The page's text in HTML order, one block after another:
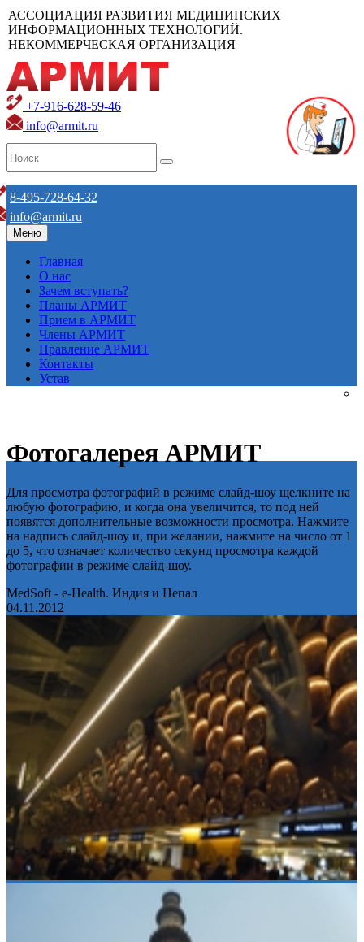
АССОЦИАЦИЯ РАЗВИТИЯ МЕДИЦИНСКИХ
ИНФОРМАЦИОННЫХ ТЕХНОЛОГИЙ.
НЕКОММЕРЧЕСКАЯ ОРГАНИЗАЦИЯ
+7-916-628-59-46
info@armit.ru
8-495-728-64-32
info@armit.ru
Меню
Главная
О нас
Зачем вступать?
Планы АРМИТ
Прием в АРМИТ
Члены АРМИТ
Правление АРМИТ
Контакты
Устав
Фотогалерея АРМИТ
Для просмотра фотографий в режиме слайд-шоу щелкните на
любую фотографию, и когда она увеличится, то под ней
появятся дополнительные возможности просмотра. Нажмите
на надпись слайд-шоу и, при желании, нажмите на число от 1
до 5, что означает количество секунд просмотра каждой
фотографии в режиме слайд-шоу.
MedSoft - e-Health. Индия и Непал
04.11.2012